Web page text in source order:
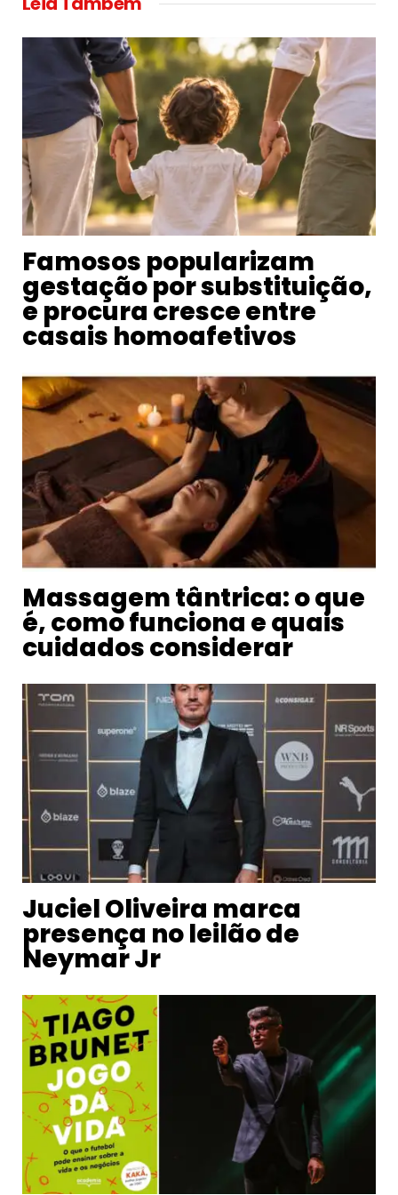
Famosos popularizam
gestação por substituição,
e procura cresce entre
casais homoafetivos
Massagem tântrica: o que
é, como funciona e quais
cuidados considerar
Juciel Oliveira marca
presença no leilão de
Neymar Jr